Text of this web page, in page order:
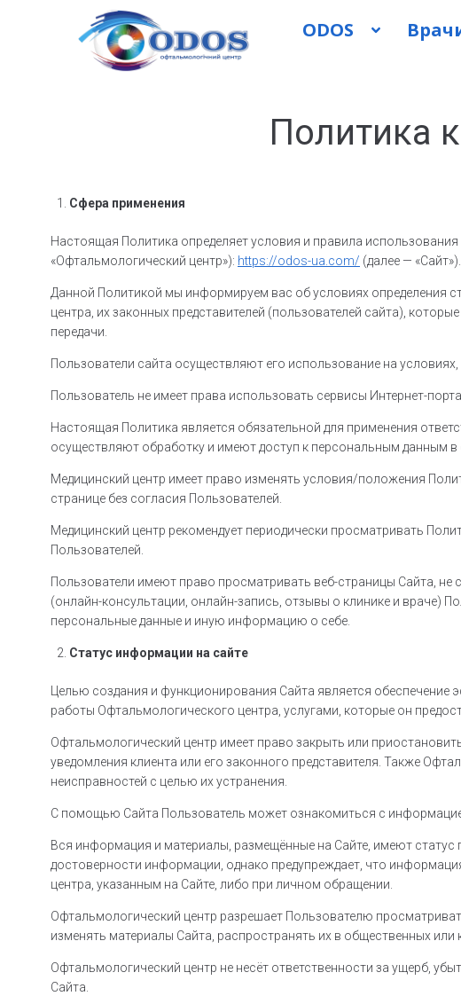
ODOS
Политика
Сфера применения
Настоящая Политика определяет условия и правила
«Офтальмологический центр»): https://odos-ua.com/ (далее — «Сайт»).
Данной Политикой мы информируем вас об условиях определения
центра, их законных представителей (пользователей сайта),
передачи.
Пользователи сайта осуществляют его использование на
Пользователь не имеет права использовать сервисы Интернет-
Настоящая Политика является обязательной для применения
осуществляют обработку и имеют доступ к персональным данным
Медицинский центр имеет право изменять условия/положения
странице без согласия Пользователей.
Медицинский центр рекомендует периодически просматривать
Пользователей.
Пользователи имеют право просматривать веб-страницы Сайта, не
(онлайн-консультации, онлайн-запись, отзывы о клинике и враче)
персональные данные и иную информацию о себе.
Статус информации на сайте
Целью создания и функционирования Сайта является
работы Офтальмологического центра, услугами, которые он
Офтальмологический центр имеет право закрыть или
уведомления клиента или его законного представителя. Также
неисправностей с целью их устранения.
С помощью Сайта Пользователь может ознакомиться с
Вся информация и материалы, размещённые на Сайте, имеют статус
достоверности информации, однако предупреждает, что
центра, указанным на Сайте, либо при личном обращении.
Офтальмологический центр разрешает Пользователю
изменять материалы Сайта, распространять их в общественных
Офтальмологический центр не несёт ответственности за ущерб,
Сайта.